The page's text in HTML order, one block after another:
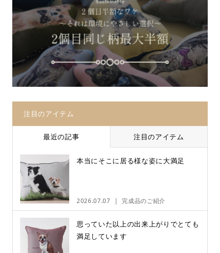
注目のアイテム
最近の記事 注目のアイテム
本当にそこに居る様な姿に大満足
2026.07.07 完成品のご紹介
思っていた以上の出来上がりでとても
満足しています